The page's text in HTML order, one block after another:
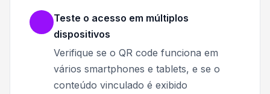
Teste o acesso em múltiplos
dispositivos
Verifique se o QR code funciona em
vários smartphones e tablets, e se o
conteúdo vinculado é exibido